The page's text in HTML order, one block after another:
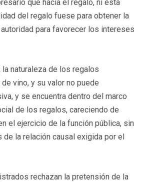
que hacía el regalo, ni está
del regalo fuese para obtener la
para favorecer los intereses
la naturaleza de los regalos
vino, y su valor no puede
y se encuentra dentro del marco
de los regalos, careciendo de
el ejercicio de la función pública, sin
de la relación causal exigida por el
rechazan la pretensión de la